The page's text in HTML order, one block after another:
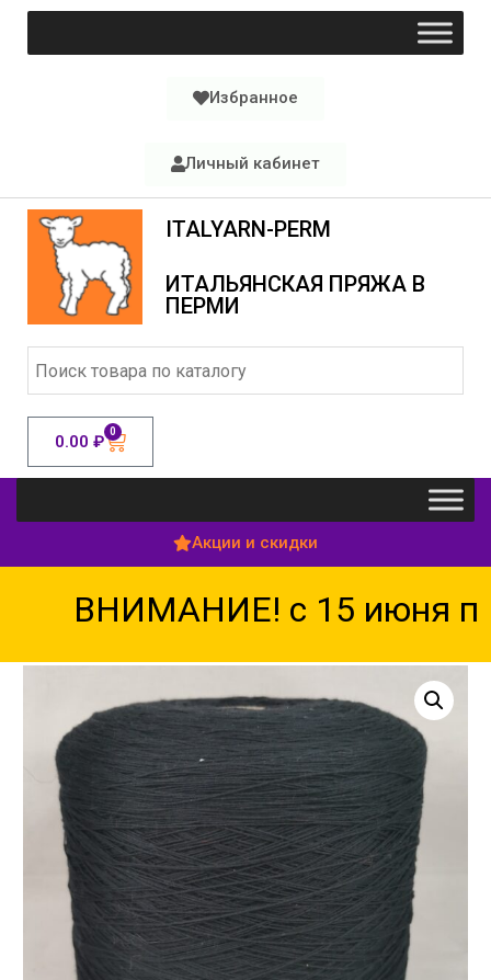
Избранное
Личный кабинет
ITALYARN-PERM
ИТАЛЬЯНСКАЯ ПРЯЖА В
ПЕРМИ
0.00 ₽ 0
Акции и скидки
ВНИМАНИЕ! с 15 июня по